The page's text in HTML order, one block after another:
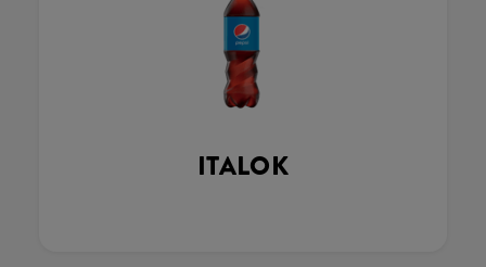
ITALOK